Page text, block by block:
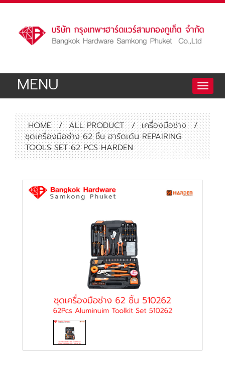
Toggle
MENU
HOME / ALL PRODUCT / เครื่องมือช่าง
/
ชุดเครื่องมือช่าง 62 ชิ้น ฮาร์ดเด้น REPAIRING
TOOLS SET 62 PCS HARDEN